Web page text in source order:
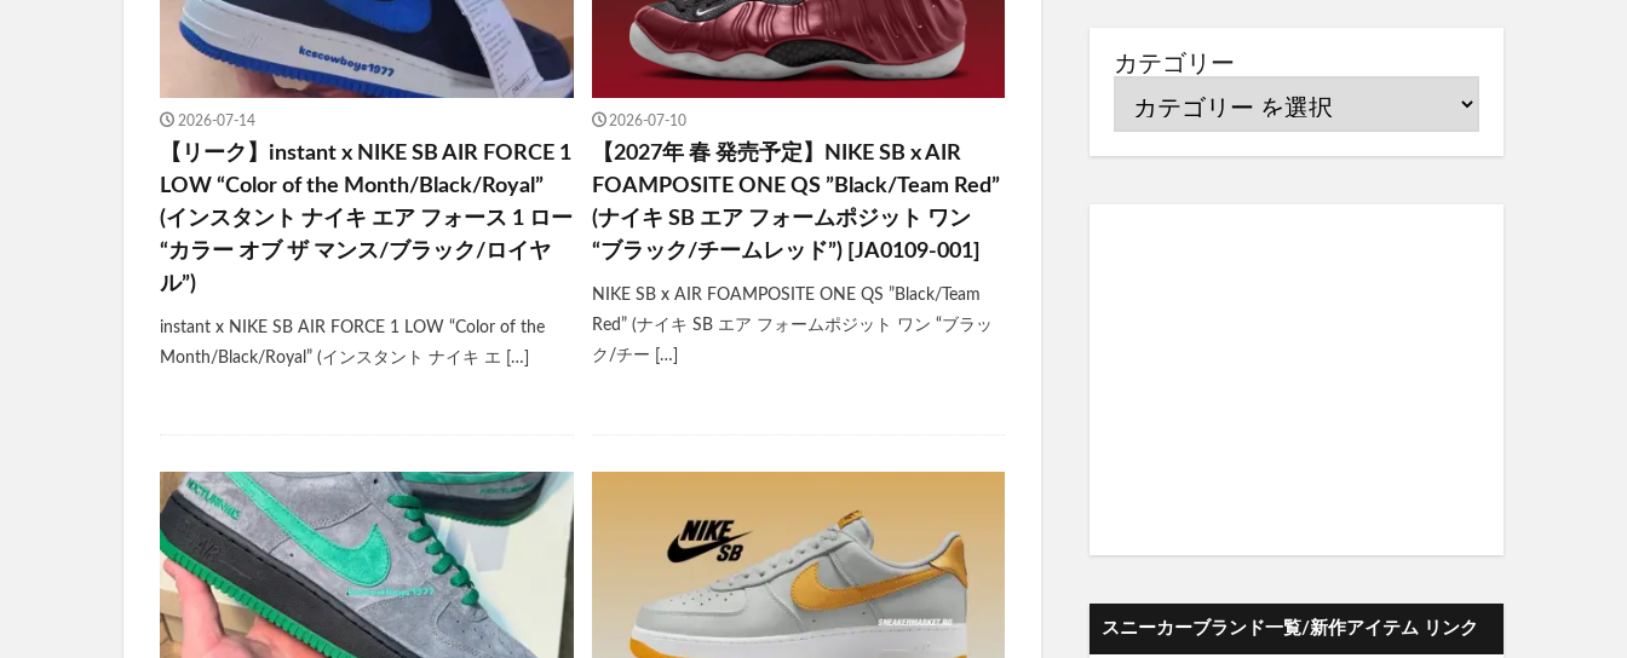
2026-07-14
【リーク】instant x NIKE SB AIR FORCE 1
LOW “Color of the Month/Black/Royal”
(インスタント ナイキ エア フォース 1 ロー
“カラー オブ ザ マンス/ブラック/ロイヤ
ル”)
instant x NIKE SB AIR FORCE 1 LOW “Color of the
Month/Black/Royal” (インスタント ナイキ エ […]
2026-07-10
【2027年 春 発売予定】NIKE SB x AIR
FOAMPOSITE ONE QS ”Black/Team Red”
(ナイキ SB エア フォームポジット ワン
“ブラック/チームレッド”) [JA0109-001]
NIKE SB x AIR FOAMPOSITE ONE QS ”Black/Team
Red” (ナイキ SB エア フォームポジット ワン “ブラッ
ク/チー […]
カテゴリー
スニーカーブランド一覧/新作アイテム リンク